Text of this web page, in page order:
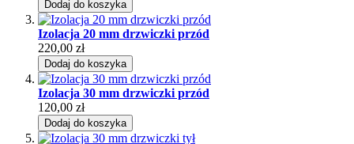
Dodaj do koszyka
Izolacja 20 mm drzwiczki przód
220,00 zł
Dodaj do koszyka
Izolacja 30 mm drzwiczki przód
120,00 zł
Dodaj do koszyka